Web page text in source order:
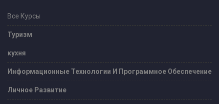
Все Курсы
Туризм
кухня
Информационные Технологии И Программное Обеспечение
Личное Развитие